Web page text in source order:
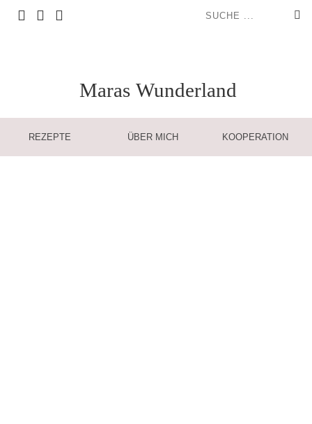
Maras Wunderland
REZEPTE ÜBER MICH KOOPERATION